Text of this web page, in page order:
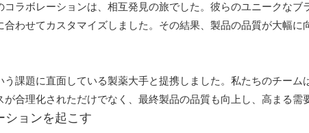
ラボレーションは、相互発見の旅でした。彼らのユニークな
わせてカスタマイズしました。その結果、製品の品質が大幅
課題に直面している製薬大手と提携しました。私たちのチー
合理化されただけでなく、最終製品の品質も向上し、高まる需
ションを起こす